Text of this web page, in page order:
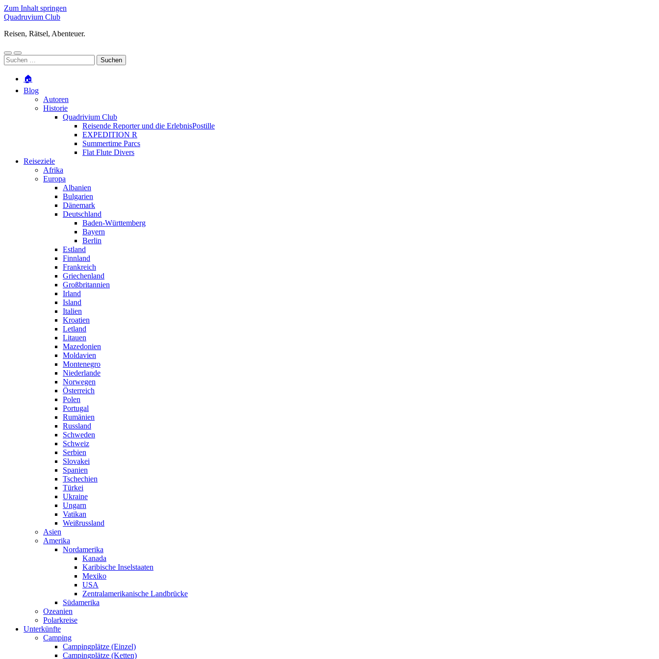
Zum Inhalt springen
Quadruvium Club
Reisen, Rätsel, Abenteuer.
Mobile-
Menü
Suchfeld
ein-/ausblenden
Suchen
nach:
🏠
Blog
Autoren
Historie
Quadrivium Club
Reisende Reporter und die ErlebnisPostille
EXPEDITION R
Summertime Parcs
Flat Flute Divers
Reiseziele
Afrika
Europa
Albanien
Bulgarien
Dänemark
Deutschland
Baden-Württemberg
Bayern
Berlin
Estland
Finnland
Frankreich
Griechenland
Großbritannien
Irland
Island
Italien
Kroatien
Letland
Litauen
Mazedonien
Moldavien
Montenegro
Niederlande
Norwegen
Österreich
Polen
Portugal
Rumänien
Russland
Schweden
Schweiz
Serbien
Slovakei
Spanien
Tschechien
Türkei
Ukraine
Ungarn
Vatikan
Weißrussland
Asien
Amerika
Nordamerika
Kanada
Karibische Inselstaaten
Mexiko
USA
Zentralamerikanische Landbrücke
Südamerika
Ozeanien
Polarkreise
Unterkünfte
Camping
Campingplätze (Einzel)
Campingplätze (Ketten)